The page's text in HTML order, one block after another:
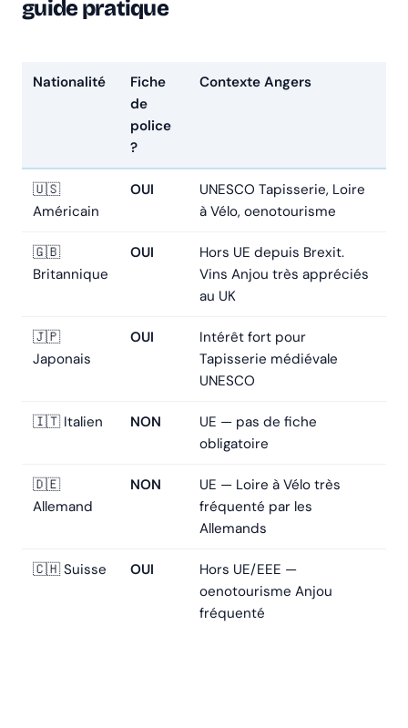
guide pratique
Nationalité
Fiche
de
police
?
Contexte Angers
🇺🇸
Américain
OUI
UNESCO Tapisserie, Loire
à Vélo, oenotourisme
🇬🇧
Britannique
OUI
Hors UE depuis Brexit.
Vins Anjou très appréciés
au UK
🇯🇵
Japonais
OUI
Intérêt fort pour
Tapisserie médiévale
UNESCO
🇮🇹 Italien NON
UE — pas de fiche
obligatoire
🇩🇪
Allemand
NON
UE — Loire à Vélo très
fréquenté par les
Allemands
🇨🇭 Suisse OUI
Hors UE/EEE —
oenotourisme Anjou
fréquenté